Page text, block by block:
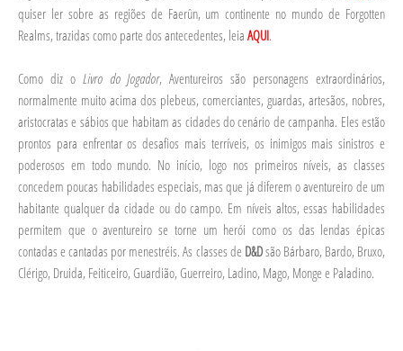
quiser ler sobre as regiões de Faerûn, um continente no mundo de Forgotten
Realms, trazidas como parte dos antecedentes, leia AQUI.
Como diz o Livro do Jogador, Aventureiros são personagens extraordinários,
normalmente muito acima dos plebeus, comerciantes, guardas, artesãos, nobres,
aristocratas e sábios que habitam as cidades do cenário de campanha. Eles estão
prontos para enfrentar os desafios mais terríveis, os inimigos mais sinistros e
poderosos em todo mundo. No início, logo nos primeiros níveis, as classes
concedem poucas habilidades especiais, mas que já diferem o aventureiro de um
habitante qualquer da cidade ou do campo. Em níveis altos, essas habilidades
permitem que o aventureiro se torne um herói como os das lendas épicas
contadas e cantadas por menestréis. As classes de D&Dsão Bárbaro, Bardo, Bruxo,
Clérigo, Druida, Feiticeiro, Guardião, Guerreiro, Ladino, Mago, Monge e Paladino.